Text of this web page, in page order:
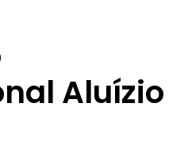
Aluízio